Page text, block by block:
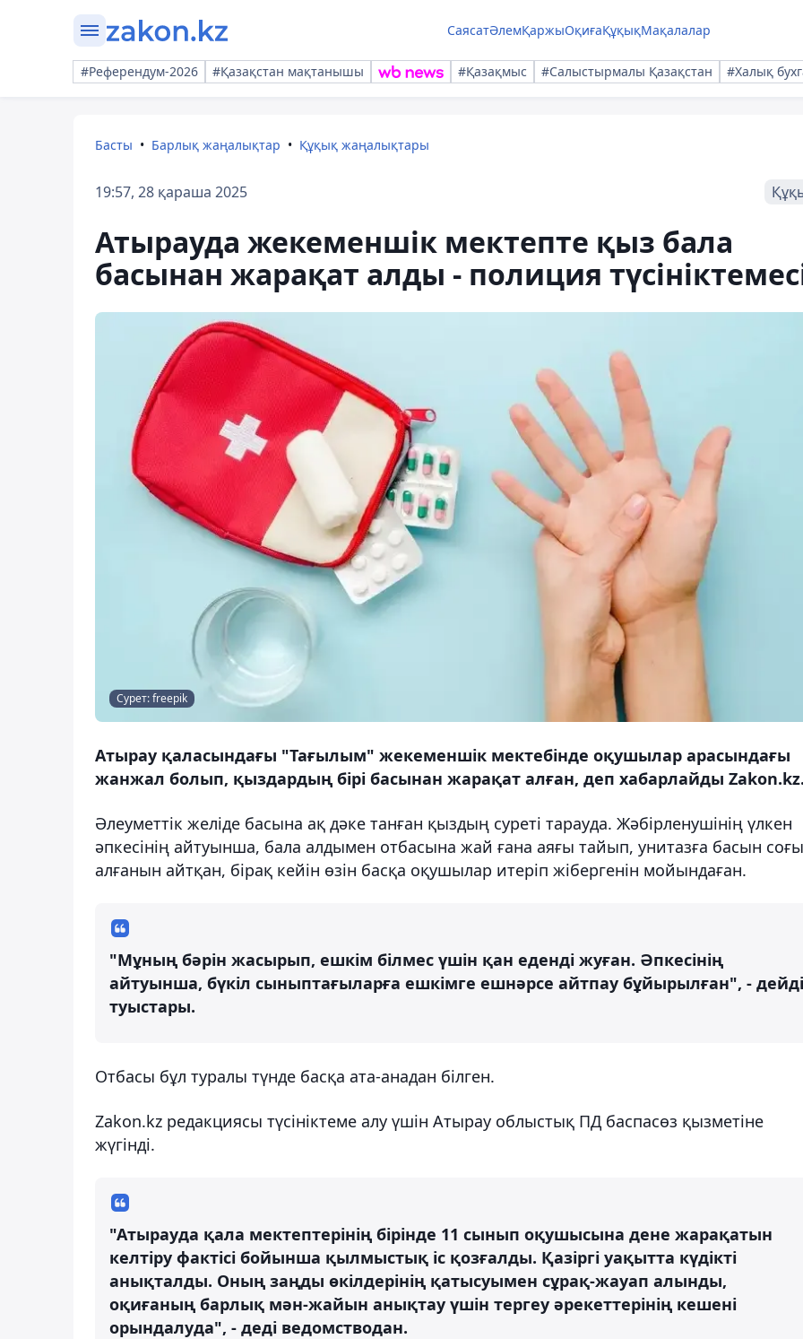
СаясатӘлемҚаржыОқиғаҚұқықМақалалар
#Референдум-2026 #Қазақстан мақтанышы #Қазақмыс #Салыстырмалы Қазақстан #Халық
Басты Барлық жаңалықтар Құқық жаңалықтары
19:57, 28 қараша 2025
Атырауда жекеменшік мектепте қыз бала
басынан жарақат алды - полиция
Сурет: freepik
Атырау қаласындағы "Тағылым" жекеменшік мектебінде оқушылар арасындағы
жанжал болып, қыздардың бірі басынан жарақат алған, деп хабарлайды
Әлеуметтік желіде басына ақ дәке танған қыздың суреті тарауда. Жәбірленушінің үлкен
әпкесінің айтуынша, бала алдымен отбасына жай ғана аяғы тайып, унитазға басын
алғанын айтқан, бірақ кейін өзін басқа оқушылар итеріп жібергенін мойындаған.
"Мұның бәрін жасырып, ешкім білмес үшін қан еденді жуған. Әпкесінің
айтуынша, бүкіл сыныптағыларға ешкімге ешнәрсе айтпау бұйырылған", - дейді
туыстары.
Отбасы бұл туралы түнде басқа ата-анадан білген.
Zakon.kz редакциясы түсініктеме алу үшін Атырау облыстық ПД баспасөз қызметіне
жүгінді.
"Атырауда қала мектептерінің бірінде 11 сынып оқушысына дене жарақатын
келтіру фактісі бойынша қылмыстық іс қозғалды. Қазіргі уақытта күдікті
анықталды. Оның заңды өкілдерінің қатысуымен сұрақ-жауап алынды,
оқиғаның барлық мән-жайын анықтау үшін тергеу әрекеттерінің кешені
орындалуда", - деді ведомстводан.